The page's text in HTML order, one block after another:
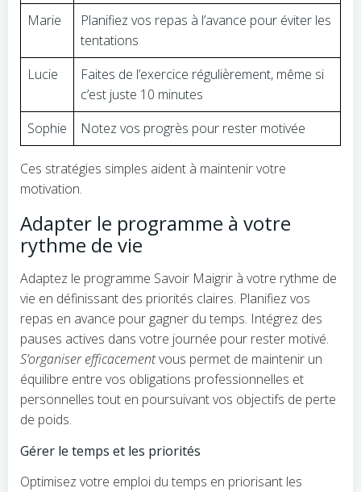
Marie
Planifiez vos repas à l’avance pour éviter les
tentations
Lucie
Faites de l’exercice régulièrement, même si
c’est juste 10 minutes
Sophie
Notez vos progrès pour rester motivée
Ces stratégies simples aident à maintenir votre
motivation.
Adapter le programme à votre
rythme de vie
Adaptez le programme Savoir Maigrir à votre rythme de
vie en définissant des priorités claires. Planifiez vos
repas en avance pour gagner du temps. Intégrez des
pauses actives dans votre journée pour rester motivé.
S’organiser efficacementvous permet de maintenir un
équilibre entre vos obligations professionnelles et
personnelles tout en poursuivant vos objectifs de perte
de poids.
Gérer le temps et les priorités
Optimisez votre emploi du temps en priorisant les